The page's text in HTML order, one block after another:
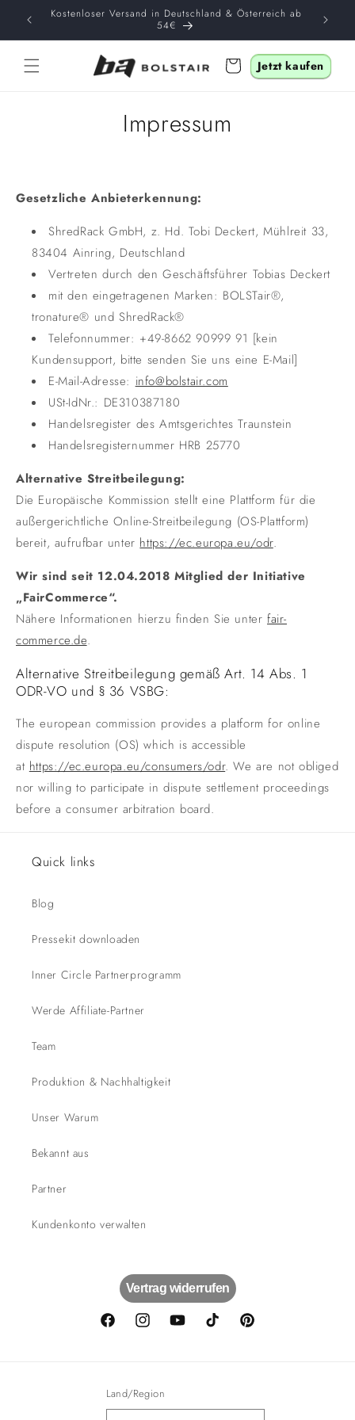
zum
Kostenloser Versand in Deutschland & Österreich ab
54€
WarenkorbJetzt kaufen
Impressum
Gesetzliche Anbieterkennung:
ShredRack GmbH, z. Hd. Tobi Deckert, Mühlreit 33,
83404 Ainring, Deutschland
Vertreten durch den Geschäftsführer Tobias Deckert
mit den eingetragenen Marken: BOLSTair®,
tronature® und ShredRack®
Telefonnummer: +49-8662 90999 91 [kein
Kundensupport, bitte senden Sie uns eine E-Mail]
E-Mail-Adresse:info@bolstair.com
USt-IdNr.: DE310387180
Handelsregister des Amtsgerichtes Traunstein
Handelsregisternummer HRB 25770
Alternative Streitbeilegung:
Die Europäische Kommission stellt eine Plattform für die
außergerichtliche Online-Streitbeilegung (OS-Plattform)
bereit, aufrufbar unterhttps://ec.europa.eu/odr.
Wir sind seit 12.04.2018Mitglied der Initiative
„FairCommerce“.
Nähere Informationen hierzu finden Sie unterfair-
commerce.de.
Alternative Streitbeilegung gemäß Art. 14 Abs. 1
ODR-VO und § 36 VSBG:
The european commission provides a platform for online
dispute resolution (OS) which is accessible
at https://ec.europa.eu/consumers/odr. We are not obliged
nor willing to participate in dispute settlement proceedings
before a consumer arbitration board.
Quick links
Blog
Pressekit downloaden
Inner Circle Partnerprogramm
Werde Affiliate-Partner
Team
Produktion & Nachhaltigkeit
Unser Warum
Bekannt aus
Partner
Kundenkonto verwalten
Vertrag widerrufen
FacebookInstagramYouTubeTikTok Pinterest
Land/Region